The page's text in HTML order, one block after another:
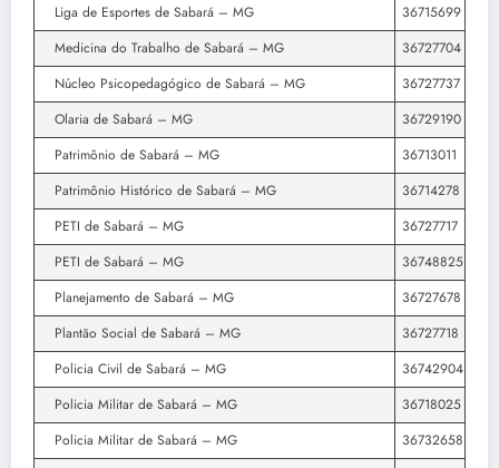
Liga de Esportes de Sabará – MG
36715699
Medicina do Trabalho de Sabará – MG
36727704
Núcleo Psicopedagógico de Sabará – MG
36727737
Olaria de Sabará – MG
36729190
Patrimônio de Sabará – MG
36713011
Patrimônio Histórico de Sabará – MG
36714278
PETI de Sabará – MG
36727717
PETI de Sabará – MG
36748825
Planejamento de Sabará – MG
36727678
Plantão Social de Sabará – MG
36727718
Policia Civil de Sabará – MG
36742904
Policia Militar de Sabará – MG
36718025
Policia Militar de Sabará – MG
36732658